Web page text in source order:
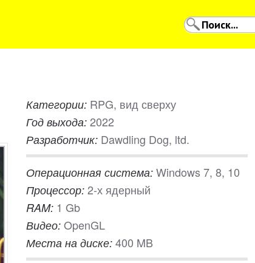
Категории: RPG, вид сверху
Год выхода: 2022
Разработчик: Dawdling Dog, ltd.
Операционная система: Windows 7, 8, 10
Процессор: 2-х ядерный
RAM: 1 Gb
Видео: OpenGL
Места на диске: 400 MB